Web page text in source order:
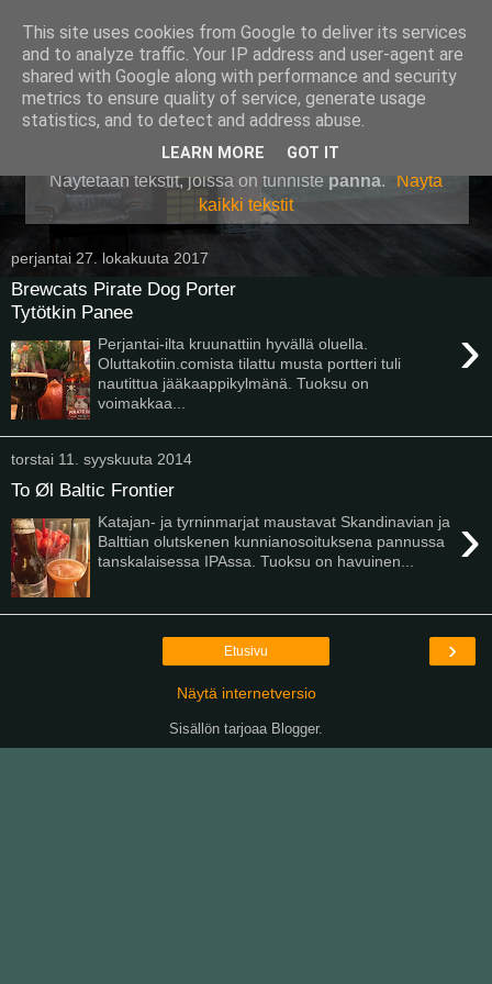
Pullollinen
Näytetään tekstit, joissa on tunniste panna.
Näytä
kaikki tekstit
perjantai 27. lokakuuta 2017
Brewcats Pirate Dog Porter
Tytötkin Panee
›
Perjantai-ilta kruunattiin hyvällä oluella.
Oluttakotiin.comista tilattu musta portteri tuli
nautittua jääkaappikylmänä. Tuoksu on
voimakkaa...
torstai 11. syyskuuta 2014
To Øl Baltic Frontier
›
Katajan- ja tyrninmarjat maustavat Skandinavian ja
Balttian olutskenen kunnianosoituksena pannussa
tanskalaisessa IPAssa. Tuoksu on havuinen...
›
Etusivu
Näytä internetversio
Sisällön tarjoaa Blogger.
This site uses cookies from Google to deliver its services
and to analyze traffic. Your IP address and user-agent are
shared with Google along with performance and security
metrics to ensure quality of service, generate usage
statistics, and to detect and address abuse.
LEARN MORE GOT IT